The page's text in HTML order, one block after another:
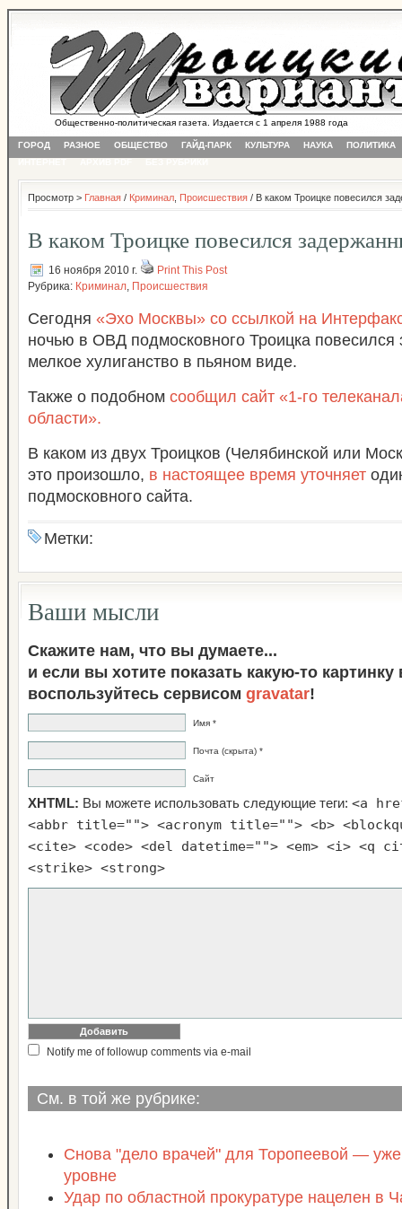
Общественно-политическая газета. Издается с 1 апреля 1988 года
ГОРОД РАЗНОЕ ОБЩЕСТВО ГАЙД-ПАРК КУЛЬТУРА НАУКА
ПОЛИТИКА
Просмотр > Главная / Криминал Происшествия / В каком Троицке повесился
В каком Троицке повесился
16 ноября 2010 г.
Print This Post
Рубрика: Криминал, Происшествия
Сегодня «Эхо Москвы» со ссылкой на
ночью в ОВД подмосковного Троицка повесился
мелкое хулиганство в пьяном виде.
Также о подобном сообщил сайт «1-го
области».
В каком из двух Троицков (Челябинской или
это произошло, в настоящее время уточняет
подмосковного сайта.
Метки:
Ваши мысли
Скажите нам, что вы думаете...
и если вы хотите показать какую-то
воспользуйтесь сервисом gravatar!
Имя *
Почта (скрыта) *
Сайт
XHTML: Вы можете использовать следующие теги: <a
<abbr title=""> <acronym title=""> <b>
<cite> <code> <del datetime=""> <em> <i> <q
<strike> <strong>
Notify me of followup comments via e-mail
См. в той же рубрике:
Снова "дело врачей" для Торопеевой —
уровне
Удар по областной прокуратуре нацелен в